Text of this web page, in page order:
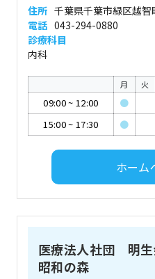
住所 千葉県千葉市緑区越
電話 043-294-0880
診療科目
内科
月 火
09:00~ 12:00 ●
15:00~ 17:30 ●
ホーム
医療法人社団 明
昭和の森